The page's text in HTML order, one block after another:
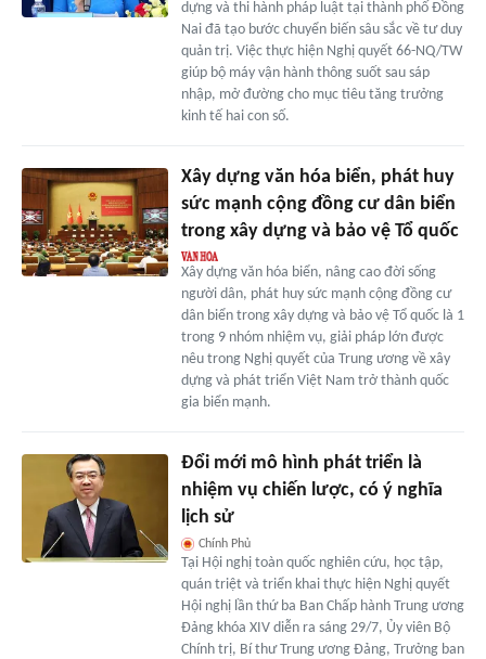
dựng và thi hành pháp luật tại thành phố Đồng
Nai đã tạo bước chuyển biến sâu sắc về tư duy
quản trị. Việc thực hiện Nghị quyết 66-NQ/TW
giúp bộ máy vận hành thông suốt sau sáp
nhập, mở đường cho mục tiêu tăng trưởng
kinh tế hai con số.
Xây dựng văn hóa biển, phát huy
sức mạnh cộng đồng cư dân biển
trong xây dựng và bảo vệ Tổ quốc
Xây dựng văn hóa biển, nâng cao đời sống
người dân, phát huy sức mạnh cộng đồng cư
dân biển trong xây dựng và bảo vệ Tổ quốc là 1
trong 9 nhóm nhiệm vụ, giải pháp lớn được
nêu trong Nghị quyết của Trung ương về xây
dựng và phát triển Việt Nam trở thành quốc
gia biển mạnh.
Đổi mới mô hình phát triển là
nhiệm vụ chiến lược, có ý nghĩa
lịch sử
Chính Phủ
Tại Hội nghị toàn quốc nghiên cứu, học tập,
quán triệt và triển khai thực hiện Nghị quyết
Hội nghị lần thứ ba Ban Chấp hành Trung ương
Đảng khóa XIV diễn ra sáng 29/7, Ủy viên Bộ
Chính trị, Bí thư Trung ương Đảng, Trưởng ban